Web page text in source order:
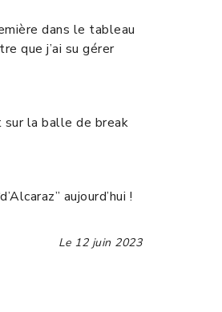
dans le tableau
que j’ai su gérer
sur la balle de break
aujourd’hui !
Le 12 juin 2023